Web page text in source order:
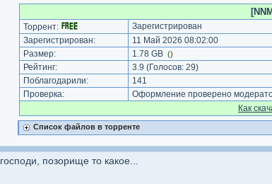
Торрент:
Зарегистрирован
Зарегистрирован:
11 Май 2026 08:02:00
Размер:
1.78 GB ()
Рейтинг: 3.9 (Голосов: 29)
Поблагодарили:
141
Проверка:
Оформление проверено
Как
Список файлов в торренте
господи, позорище то какое...